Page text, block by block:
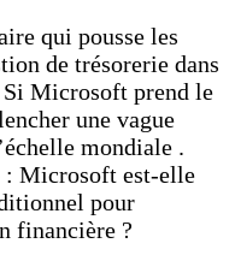
qui pousse les
de trésorerie dans
Microsoft prend le
une vague
mondiale .
: Microsoft est-elle
pour
financière ?